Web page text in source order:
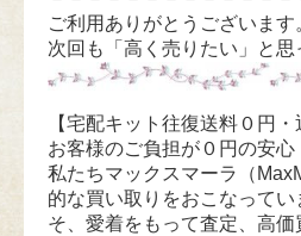
ご利用ありがとうございます
次回も「高く売りたい」と思
【宅配キット往復送料０円
お客様のご負担が０円の安心
私たちマックスマーラ（
的な買い取りをおこなって
そ、愛着をもって査定、高